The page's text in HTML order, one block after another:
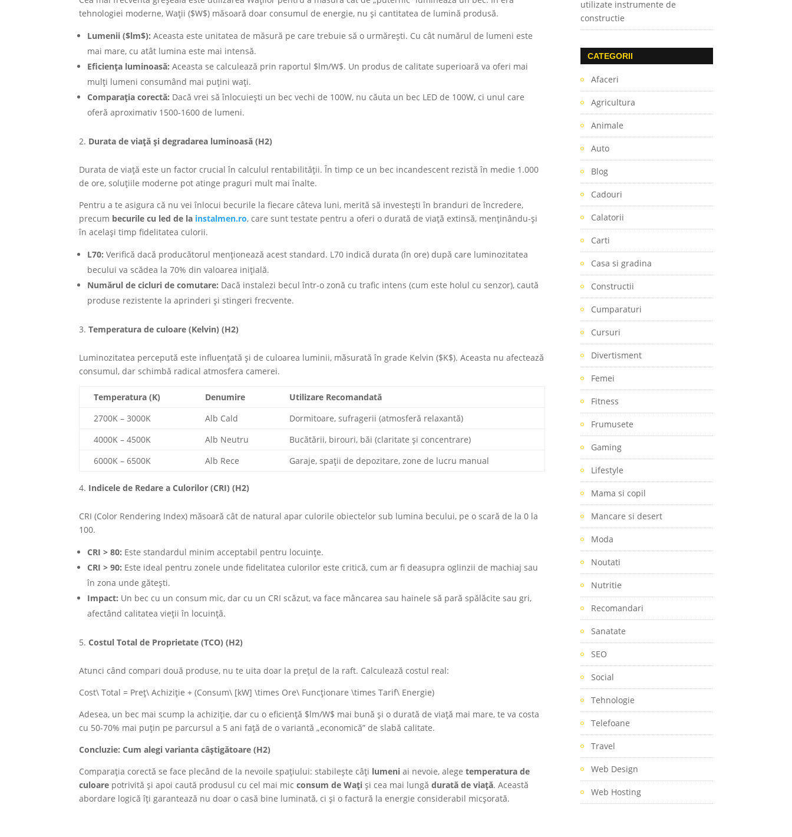
tehnologiei moderne, Wații ($W$) măsoară doar consumul de energie, nu și cantitatea de lumină produsă.
Lumenii ($lm$): Aceasta este unitatea de măsură pe care trebuie să o urmărești. Cu cât numărul de lumeni este
mai mare, cu atât lumina este mai intensă.
Eficiența luminoasă: Aceasta se calculează prin raportul $lm/W$. Un produs de calitate superioară va oferi mai
mulți lumeni consumând mai puțini wați.
Comparația corectă: Dacă vrei să înlocuiești un bec vechi de 100W, nu căuta un bec LED de 100W, ci unul care
oferă aproximativ 1500-1600 de lumeni.
Durata de viață și degradarea luminoasă (H2)
Durata de viață este un factor crucial în calculul rentabilității. În timp ce un bec incandescent rezistă în medie 1.000
de ore, soluțiile moderne pot atinge praguri mult mai înalte.
Pentru a te asigura că nu vei înlocui becurile la fiecare câteva luni, merită să investești în branduri de încredere,
precum becurile cu led de la instalmen.ro, care sunt testate pentru a oferi o durată de viață extinsă, menținându-și
în același timp fidelitatea culorii.
L70: Verifică dacă producătorul menționează acest standard. L70 indică durata (în ore) după care luminozitatea
becului va scădea la 70% din valoarea inițială.
Numărul de cicluri de comutare: Dacă instalezi becul într-o zonă cu trafic intens (cum este holul cu senzor), caută
produse rezistente la aprinderi și stingeri frecvente.
Temperatura de culoare (Kelvin) (H2)
Luminozitatea percepută este influențată și de culoarea luminii, măsurată în grade Kelvin ($K$). Aceasta nu afectează
consumul, dar schimbă radical atmosfera camerei.
Temperatura (K) Denumire Utilizare Recomandată
2700K – 3000K
Alb Cald
Dormitoare, sufragerii (atmosferă relaxantă)
4000K – 4500K
Alb Neutru
Bucătării, birouri, băi (claritate și concentrare)
6000K – 6500K
Alb Rece Garaje, spații de depozitare, zone de lucru manual
Indicele de Redare a Culorilor (CRI) (H2)
CRI (Color Rendering Index) măsoară cât de natural apar culorile obiectelor sub lumina becului, pe o scară de la 0 la
100.
CRI > 80: Este standardul minim acceptabil pentru locuințe.
CRI > 90: Este ideal pentru zonele unde fidelitatea culorilor este critică, cum ar fi deasupra oglinzii de machiaj sau
în zona unde gătești.
Impact: Un bec cu un consum mic, dar cu un CRI scăzut, va face mâncarea sau hainele să pară spălăcite sau gri,
afectând calitatea vieții în locuință.
Costul Total de Proprietate (TCO) (H2)
Atunci când compari două produse, nu te uita doar la prețul de la raft. Calculează costul real:
Cost\ Total = Preț\ Achiziție + (Consum\ [kW] \times Ore\ Funcționare \times Tarif\ Energie)
Adesea, un bec mai scump la achiziție, dar cu o eficiență $lm/W$ mai bună și o durată de viață mai mare, te va costa
cu 50-70% mai puțin pe parcursul a 5 ani față de o variantă „economică” de slabă calitate.
Concluzie: Cum alegi varianta câștigătoare (H2)
Comparația corectă se face plecând de la nevoile spațiului: stabilește câți lumeni ai nevoie, alegetemperatura de
culoare potrivită și apoi caută produsul cu cel mai micconsum de Wați și cea mai lungădurată de viață. Această
abordare logică îți garantează nu doar o casă bine luminată, ci și o factură la energie considerabil micșorată.
utilizate instrumente de
constructie
CATEGORII
Afaceri
Agricultura
Animale
Auto
Blog
Cadouri
Calatorii
Carti
Casa si gradina
Constructii
Cumparaturi
Cursuri
Divertisment
Femei
Fitness
Frumusete
Gaming
Lifestyle
Mama si copil
Mancare si desert
Moda
Noutati
Nutritie
Recomandari
Sanatate
SEO
Social
Tehnologie
Telefoane
Travel
Web Design
Web Hosting